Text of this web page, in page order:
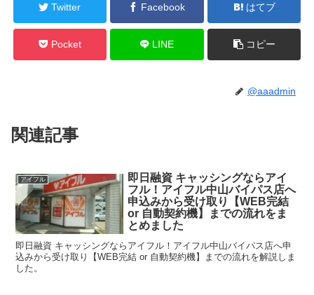
Twitter Facebook はてブ
Pocket LINE コピー
@aaadmin
関連記事
アイフル
即日融資 キャッシングならアイ
フル！アイフル中山バイパス店へ
申込みから受け取り【WEB完結
or 自動契約機】までの流れをま
とめました
即日融資 キャッシングならアイフル！アイフル中山バイパス店へ申
込みから受け取り【WEB完結 or 自動契約機】までの流れを解説しま
した。